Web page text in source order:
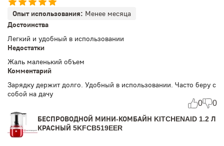
Опыт использования: Менее месяца
Достоинства
Легкий и удобный в использовании
Недостатки
Жаль маленький объем
Комментарий
Зарядку держит долго. Удобный в использовании. Часто беру с
собой на дачу
0 0
БЕСПРОВОДНОЙ МИНИ-КОМБАЙН KITCHENAID 1.2 Л
КРАСНЫЙ 5KFCB519EER